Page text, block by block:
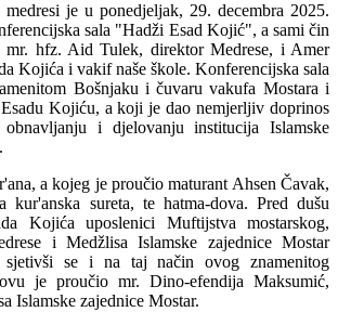
je u ponedjeljak, 29. decembra 2025.
sala "Hadži Esad Kojić", a sami čin
mr. hfz. Aid Tulek, direktor Medrese, i Amer
Kojića i vakif naše škole. Konferencijska sala
Bošnjaku i čuvaru vakufa Mostara i
Kojiću, a koji je dao nemjerljiv doprinos
i djelovanju institucija Islamske
a kojeg je proučio maturant Ahsen Čavak,
kur'anska sureta, te hatma-dova. Pred dušu
Kojića uposlenici Muftijstva mostarskog,
i Medžlisa Islamske zajednice Mostar
se i na taj način ovog znamenitog
je proučio mr. Dino-efendija Maksumić,
Islamske zajednice Mostar.